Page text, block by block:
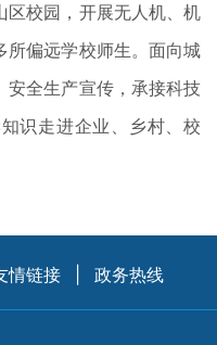
区校园，开展无人机、机
所偏远学校师生。面向城
安全生产宣传，承接科技
识走进企业、乡村、校
情链接 政务热线